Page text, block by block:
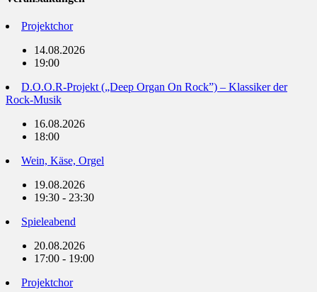
Projektchor
14.08.2026
19:00
D.O.O.R-Projekt („Deep Organ On Rock”) – Klassiker der
Rock-Musik
16.08.2026
18:00
Wein, Käse, Orgel
19.08.2026
19:30 - 23:30
Spieleabend
20.08.2026
17:00 - 19:00
Projektchor